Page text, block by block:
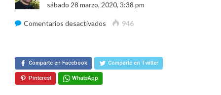
sábado 28 marzo, 2020, 3:38 pm
Comentarios desactivados en
19
946
Comparte en Facebook Comparte en Twitter
Pinterest WhatsApp